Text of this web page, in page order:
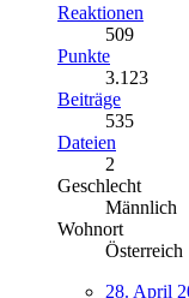
Reaktionen
509
Punkte
3.123
Beiträge
535
Dateien
2
Geschlecht
Männlich
Wohnort
Österreich
28. April